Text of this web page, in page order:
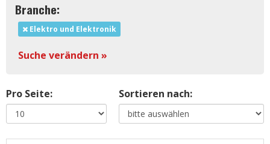
Branche:
Elektro und Elektronik
Suche verändern »
Pro Seite: Sortieren nach: